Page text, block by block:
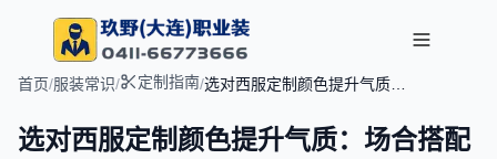
首页/服装常识/ 定制指南/选对西服定制颜色提升气质：
选对西服定制颜色提升气质：场合搭配